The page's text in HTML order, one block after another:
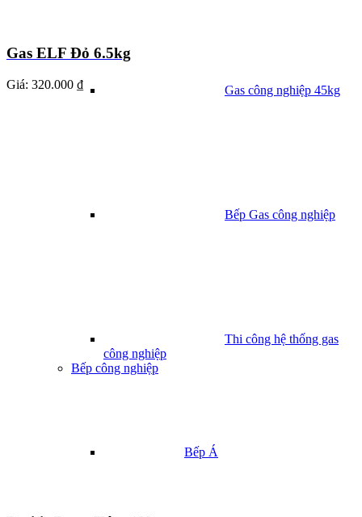
Gas công nghiệp 45kg
Bếp Gas công nghiệp
Thi công hệ thống gas
công nghiệp
Bếp công nghiệp
Bếp Á
Gas ELF Đỏ 6.5kg
Giá: 320.000 ₫